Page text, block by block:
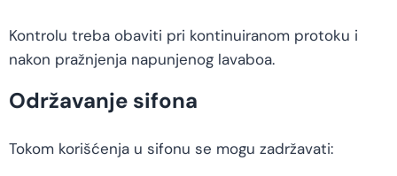
Kontrolu treba obaviti pri kontinuiranom protoku i
nakon pražnjenja napunjenog lavaboa.
Održavanje sifona
Tokom korišćenja u sifonu se mogu zadržavati: